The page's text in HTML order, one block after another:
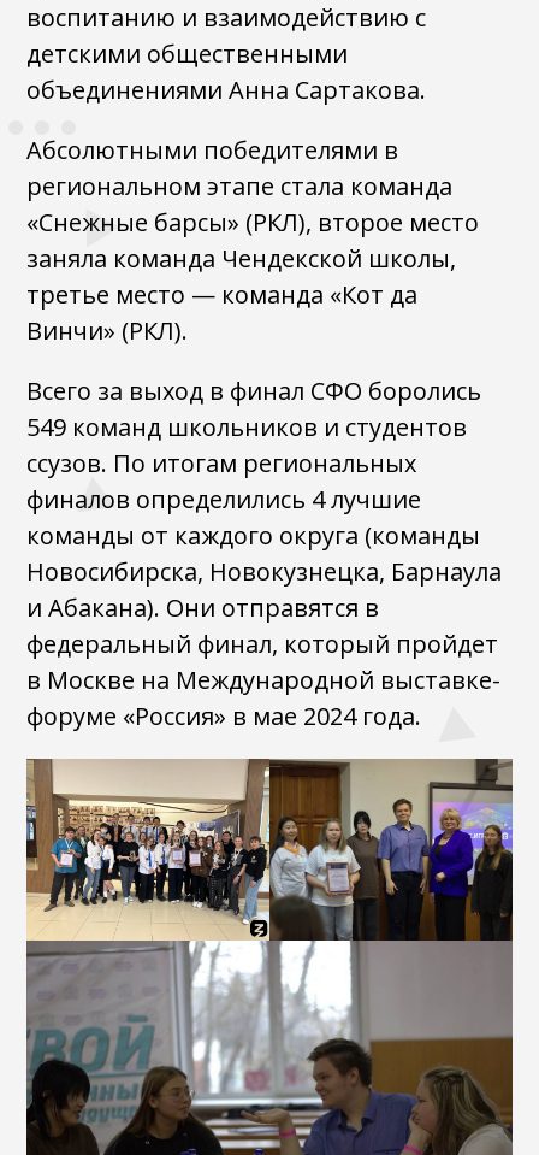
воспитанию и взаимодействию с
детскими общественными
объединениями Анна Сартакова.
Абсолютными победителями в
региональном этапе стала команда
«Снежные барсы» (РКЛ), второе место
заняла команда Чендекской школы,
третье место — команда «Кот да
Винчи» (РКЛ).
Всего за выход в финал СФО боролись
549 команд школьников и студентов
ссузов. По итогам региональных
финалов определились 4 лучшие
команды от каждого округа (команды
Новосибирска, Новокузнецка, Барнаула
и Абакана). Они отправятся в
федеральный финал, который пройдет
в Москве на Международной выставке-
форуме «Россия» в мае 2024 года.